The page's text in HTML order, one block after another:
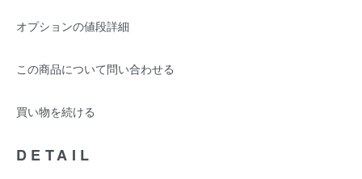
オプションの値段詳細
この商品について問い合わせる
買い物を続ける
DETAIL